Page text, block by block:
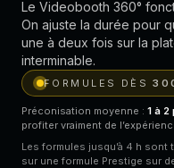
Le Videobooth 360°
On ajuste la durée pour
une à deux fois sur la
interminable.
FORMULES DÈS
Préconisation moyenne : 1 à
profiter vraiment de
Les formules jusqu’à 4 h
sur une formule Prestige sur